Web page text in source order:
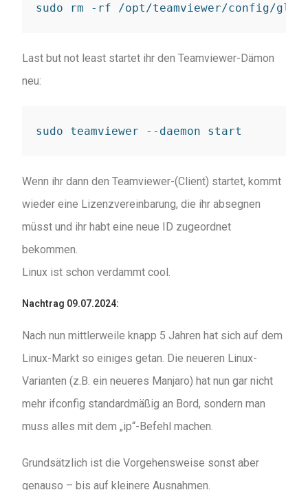
sudo rm -rf /opt/teamviewer/config/
Last but not least startet ihr den Teamviewer-Dämon
neu:
sudo teamviewer --daemon start
Wenn ihr dann den Teamviewer-(Client) startet, kommt
wieder eine Lizenzvereinbarung, die ihr absegnen
müsst und ihr habt eine neue ID zugeordnet
bekommen.
Linux ist schon verdammt cool.
Nachtrag 09.07.2024:
Nach nun mittlerweile knapp 5 Jahren hat sich auf dem
Linux-Markt so einiges getan. Die neueren Linux-
Varianten (z.B. ein neueres Manjaro) hat nun gar nicht
mehr ifconfig standardmäßig an Bord, sondern man
muss alles mit dem „ip“-Befehl machen.
Grundsätzlich ist die Vorgehensweise sonst aber
genauso – bis auf kleinere Ausnahmen.